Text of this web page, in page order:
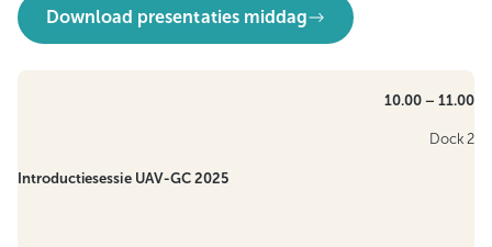
Download presentaties middag
10.00 – 11.00
Dock 2
Introductiesessie UAV-GC 2025